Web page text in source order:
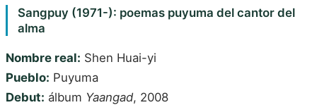
Sangpuy (1971-): poemas puyuma del cantor del
alma
Nombre real: Shen Huai-yi
Pueblo: Puyuma
Debut: álbum Yaangad, 2008